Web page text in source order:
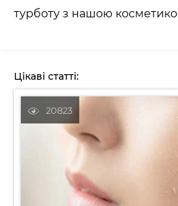
турботу з нашою
Цікаві статті: